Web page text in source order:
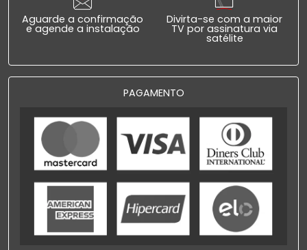
Aguarde a confirmação
e agende a instalação
Divirta-se com a maior
TV por assinatura via
satélite
PAGAMENTO